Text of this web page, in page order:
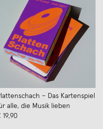
– Das Kartenspiel
alle, die Musik lieben
19,90